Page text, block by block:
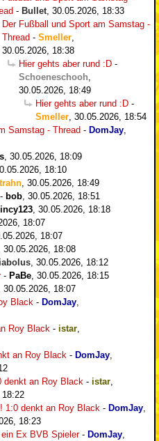
- Bullet 30.05.2026, 18:33
Der Fußball und Sport am Samstag -
Thread - Smeller
30.05.2026, 18:38
Hier gehts aber rund :D -
Schoeneschooh
30.05.2026, 18:49
Hier gehts aber rund :D -
Smeller 30.05.2026, 18:54
Samstag - Thread - DomJay
30.05.2026, 18:09
18:10
30.05.2026, 18:49
- bob 30.05.2026, 18:51
30.05.2026, 18:18
18:07
18:07
30.05.2026, 18:08
30.05.2026, 18:12
- PaBe 30.05.2026, 18:15
30.05.2026, 18:07
Black - DomJay
Roy Black - istar
an Roy Black - DomJay
denkt an Roy Black - istar
1:0 denkt an Roy Black - DomJay
18:23
Ex BVB Spieler- DomJay